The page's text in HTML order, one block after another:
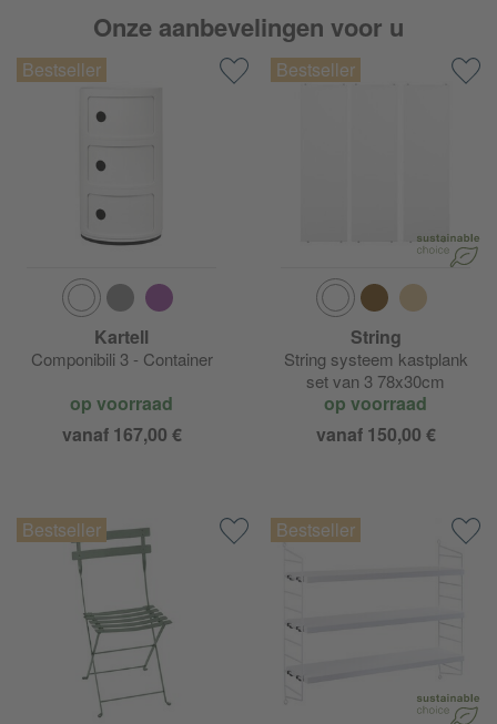
Onze aanbevelingen voor u
Kartell
Componibili 3 - Container
op voorraad
vanaf 167,00 €
String
String systeem kastplank
set van 3 78x30cm
op voorraad
vanaf 150,00 €